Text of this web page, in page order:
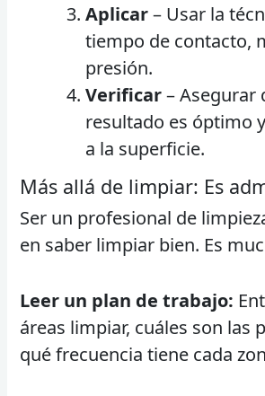
Aplicar– Usar la
tiempo de contacto,
presión.
Verificar– Asegurar
resultado es óptimo
a la superficie.
Más allá de limpiar: Es
Ser un profesional de
en saber limpiar bien. Es
Leer un plan de trabajo:
áreas limpiar, cuáles son las
qué frecuencia tiene cada